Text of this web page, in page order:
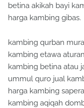
betina akikah bayi
harga kambing gibas.
kambing qurban
kambing etawa
kambing betina atau
ummul quro jual
harga kambing
kambing aqiqah